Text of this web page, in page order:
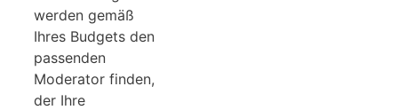
werden gemäß
Ihres Budgets den
passenden
Moderator finden,
der Ihre